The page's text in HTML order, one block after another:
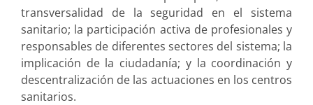
transversalidad de la seguridad en el sistema
sanitario; la participación activa de profesionales y
responsables de diferentes sectores del sistema; la
implicación de la ciudadanía; y la coordinación y
descentralización de las actuaciones en los centros
sanitarios.